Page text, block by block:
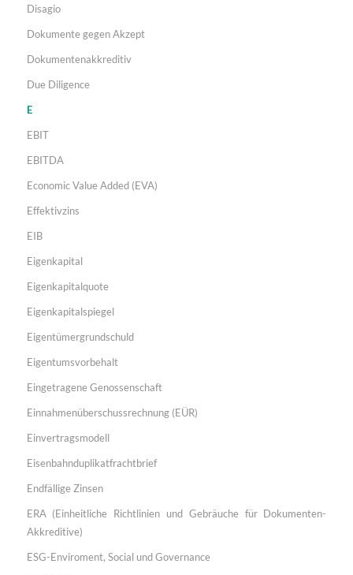
Disagio
Dokumente gegen Akzept
Dokumentenakkreditiv
Due Diligence
E
EBIT
EBITDA
Economic Value Added (EVA)
Effektivzins
EIB
Eigenkapital
Eigenkapitalquote
Eigenkapitalspiegel
Eigentümergrundschuld
Eigentumsvorbehalt
Eingetragene Genossenschaft
Einnahmenüberschussrechnung (EÜR)
Einvertragsmodell
Eisenbahnduplikatfrachtbrief
Endfällige Zinsen
ERA (Einheitliche Richtlinien und Gebräuche für Dokumenten-
Akkreditive)
ESG-Enviroment, Social und Governance